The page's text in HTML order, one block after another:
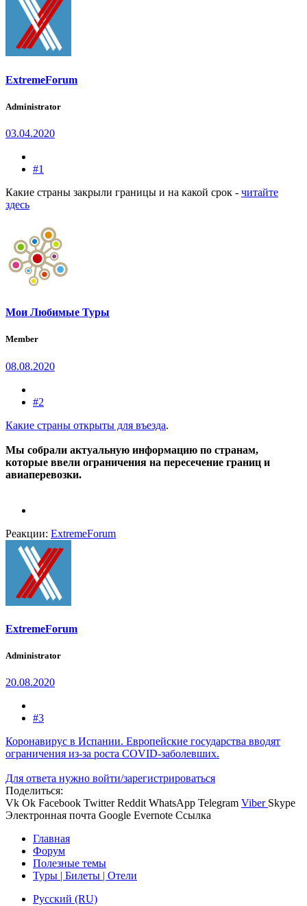
ExtremeForum
Administrator
03.04.2020
#1
Какие страны закрыли границы и на какой срок - читайте
здесь
Мои Любимые Туры
Member
08.08.2020
#2
Какие страны открыты для въезда.
Мы собрали актуальную информацию по странам,
которые ввели ограничения на пересечение границ и
авиаперевозки.
Реакции: ExtremeForum
ExtremeForum
Administrator
20.08.2020
#3
Коронавирус в Испании. Европейские государства вводят
ограничения из-за роста COVID-заболевших.
Для ответа нужно войти/зарегистрироваться
Поделиться:
Vk Ok Facebook Twitter Reddit WhatsApp Telegram Viber Skype
Электронная почта Google Evernote Ссылка
Главная
Форум
Полезные темы
Туры | Билеты | Отели
Русский (RU)